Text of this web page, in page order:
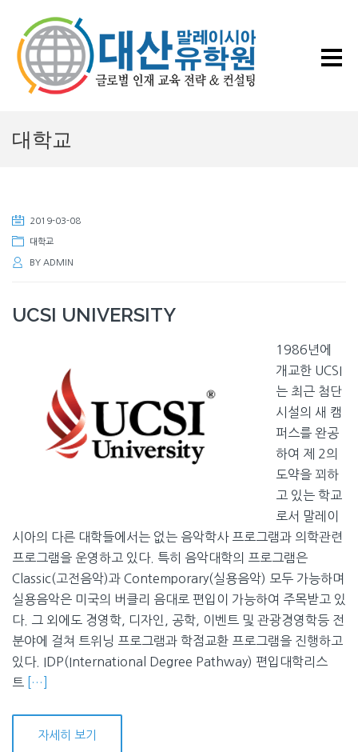
대학교
2019-03-08
대학교
BY ADMIN
UCSI UNIVERSITY
1986년에
개교한 UCSI
는 최근 첨단
시설의 새 캠
퍼스를 완공
하여 제 2의
도약을 꾀하
고 있는 학교
로서 말레이
시아의 다른 대학들에서는 없는 음악학사 프로그램과 의학관련
프로그램을 운영하고 있다. 특히 음악대학의 프로그램은
Classic(고전음악)과 Contemporary(실용음악) 모두 가능하며
실용음악은 미국의 버클리 음대로 편입이 가능하여 주목받고 있
다. 그 외에도 경영학, 디자인, 공학, 이벤트 및 관광경영학등 전
분야에 걸쳐 트위닝 프로그램과 학점교환 프로그램을 진행하고
있다. IDP(International Degree Pathway) 편입대학리스
트
[…]
자세히 보기